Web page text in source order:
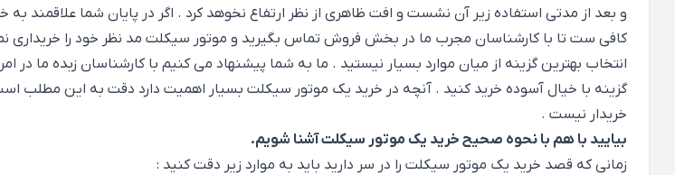
و بعد از مدتی استفاده زیر آن نشست و افت ظاهری از نظر ارتفاع نخوهد کرد . اگر در پایان شما علاقمند به
کافی ست تا با کارشناسان مجرب ما در بخش فروش تماس بگیرید و موتور سیکلت مد نظر خود را خریداری
انتخاب بهترین گزینه از میان موارد بسیار نیستید . ما به شما پیشنهاد می کنیم با کارشناسان زبده ما
گزینه با خیال آسوده خرید کنید . آنچه در خرید یک موتور سیکلت بسیار اهمیت دارد دقت به این مطلب است
خریدار نیست .
بیایید با هم با نحوه صحیح خرید یک موتور سیکلت آشنا شویم.
زمانی که قصد خرید یک موتور سیکلت را در سر دارید باید به موارد زیر دقت کنید :